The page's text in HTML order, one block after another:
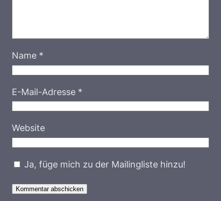
Name *
E-Mail-Adresse *
Website
Ja, füge mich zu der Mailingliste hinzu!